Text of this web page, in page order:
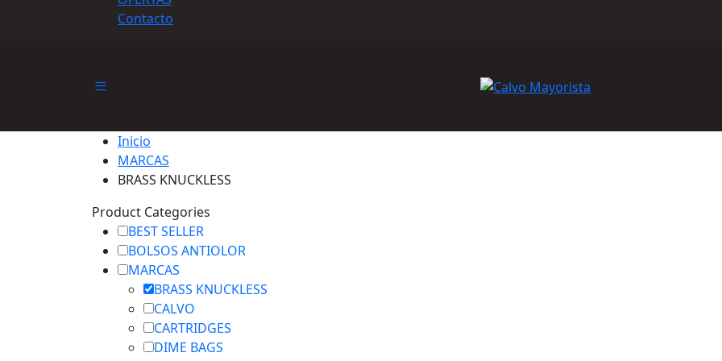
Contacto
Inicio
MARCAS
BRASS KNUCKLESS
Product Categories
BEST SELLER
BOLSOS ANTIOLOR
MARCAS
BRASS KNUCKLESS
CALVO
CARTRIDGES
DIME BAGS